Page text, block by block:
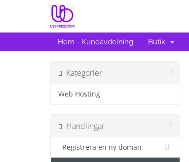
Hem - Kundavdelning Butik
Kategorier
Web Hosting
Handlingar
Registrera en ny domän